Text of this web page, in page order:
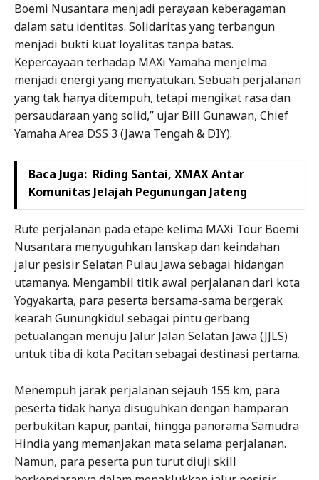
Boemi Nusantara menjadi perayaan keberagaman
dalam satu identitas. Solidaritas yang terbangun
menjadi bukti kuat loyalitas tanpa batas.
Kepercayaan terhadap MAXi Yamaha menjelma
menjadi energi yang menyatukan. Sebuah perjalanan
yang tak hanya ditempuh, tetapi mengikat rasa dan
persaudaraan yang solid,” ujar Bill Gunawan, Chief
Yamaha Area DSS 3 (Jawa Tengah & DIY).
Baca Juga: Riding Santai, XMAX Antar
Komunitas Jelajah Pegunungan Jateng
Rute perjalanan pada etape kelima MAXi Tour Boemi
Nusantara menyuguhkan lanskap dan keindahan
jalur pesisir Selatan Pulau Jawa sebagai hidangan
utamanya. Mengambil titik awal perjalanan dari kota
Yogyakarta, para peserta bersama-sama bergerak
kearah Gunungkidul sebagai pintu gerbang
petualangan menuju Jalur Jalan Selatan Jawa (JJLS)
untuk tiba di kota Pacitan sebagai destinasi pertama.
Menempuh jarak perjalanan sejauh 155 km, para
peserta tidak hanya disuguhkan dengan hamparan
perbukitan kapur, pantai, hingga panorama Samudra
Hindia yang memanjakan mata selama perjalanan.
Namun, para peserta pun turut diuji skill